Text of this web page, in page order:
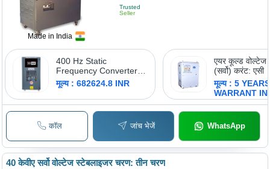
Made in India
Trusted
Seller
400 Hz Static
Frequency Converter -
Color: Gray
मूल्य : 682624.8 INR
एयर कूल्ड वोल्टेज
(सर्वो) करंट: एसी
मूल्य : 5 YEARS
WARRANT
कॉल जांच भेजें WhatsApp
40 केवीए सर्वो वोल्टेज स्टेबलाइजर चरण: तीन चरण